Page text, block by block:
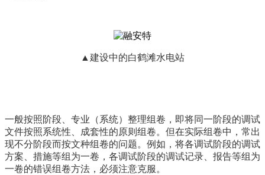
▲建设中的白鹤滩水电站
一般按照阶段、专业（系统）整理组卷，即将同一阶段的调试
文件按照系统性、成套性的原则组卷。但在实际组卷中，常出
现不分阶段而按文种组卷的问题。例如，将各调试阶段的调试
方案、措施等组为一卷，各调试阶段的调试记录、报告等组为
一卷的错误组卷方法，必须注意克服。